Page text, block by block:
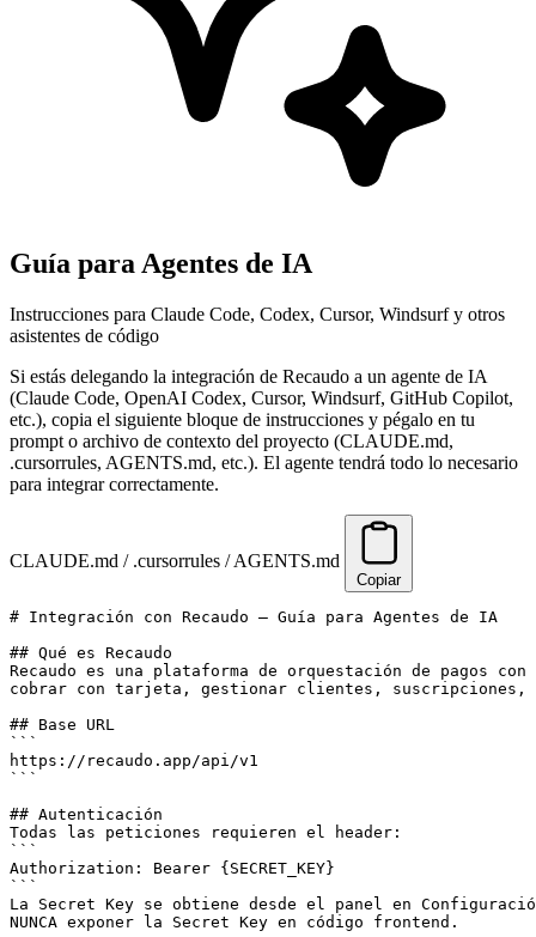
Guía para Agentes de IA
Instrucciones para Claude Code, Codex, Cursor, Windsurf y otros
asistentes de código
Si estás delegando la integración de Recaudo a un agente de IA
(Claude Code, OpenAI Codex, Cursor, Windsurf, GitHub Copilot,
etc.), copia el siguiente bloque de instrucciones y pégalo en tu
prompt o archivo de contexto del proyecto (CLAUDE.md,
.cursorrules, AGENTS.md, etc.). El agente tendrá todo lo necesario
para integrar correctamente.
CLAUDE.md / .cursorrules / AGENTS.md
Copiar
# Integración con Recaudo — Guía para Agentes de IA
## Qué es Recaudo
Recaudo es una plataforma de orquestación de pagos
cobrar con tarjeta, gestionar clientes, suscripciones,
## Base URL
```
https://recaudo.app/api/v1
```
## Autenticación
Todas las peticiones requieren el header:
```
Authorization: Bearer {SECRET_KEY}
```
La Secret Key se obtiene desde el panel en
NUNCA exponer la Secret Key en código frontend.